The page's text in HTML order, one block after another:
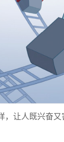
让人既兴奋